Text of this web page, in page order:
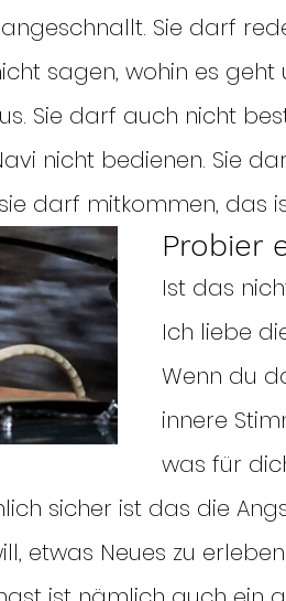
Sie darf
sagen, wohin es geht
Sie darf auch nicht
nicht bedienen. Sie
darf mitkommen, das
Probier
Ist das
Ich liebe
Wenn du
innere
was für
sicher ist das die
etwas Neues zu